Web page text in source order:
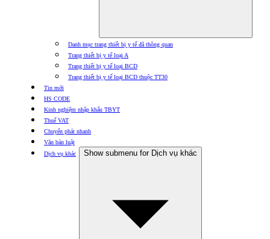
Danh mục trang thiết bị y tế đã thông quan
Trang thiết bị y tế loại A
Trang thiết bị y tế loại BCD
Trang thiết bị y tế loại BCD thuộc TT30
Tin mới
HS CODE
Kinh nghiệm nhập khẩu TBYT
Thuế VAT
Chuyển phát nhanh
Văn bản luật
Dịch vụ khác
Show submenu for Dịch vụ khác